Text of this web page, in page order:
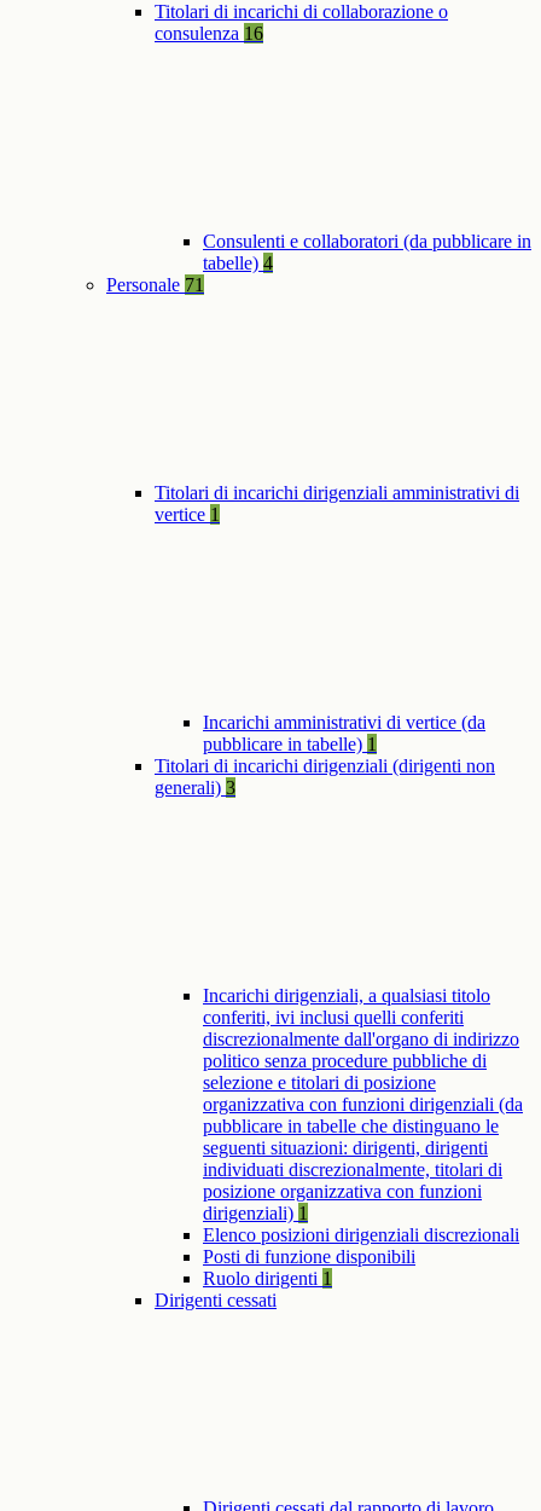
Titolari di incarichi di collaborazione o
consulenza 16
Consulenti e collaboratori (da pubblicare in
tabelle) 4
Personale 71
Titolari di incarichi dirigenziali amministrativi di
vertice 1
Incarichi amministrativi di vertice (da
pubblicare in tabelle) 1
Titolari di incarichi dirigenziali (dirigenti non
generali) 3
Incarichi dirigenziali, a qualsiasi titolo
conferiti, ivi inclusi quelli conferiti
discrezionalmente dall'organo di indirizzo
politico senza procedure pubbliche di
selezione e titolari di posizione
organizzativa con funzioni dirigenziali (da
pubblicare in tabelle che distinguano le
seguenti situazioni: dirigenti, dirigenti
individuati discrezionalmente, titolari di
posizione organizzativa con funzioni
dirigenziali) 1
Elenco posizioni dirigenziali discrezionali
Posti di funzione disponibili
Ruolo dirigenti 1
Dirigenti cessati